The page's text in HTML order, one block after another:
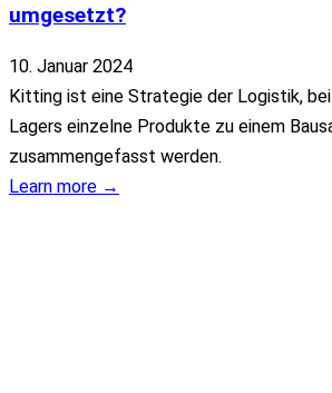
umgesetzt?
10. Januar 2024
Kitting ist eine Strategie der Logistik, bei
Lagers einzelne Produkte zu einem
zusammengefasst werden.
Learn more →